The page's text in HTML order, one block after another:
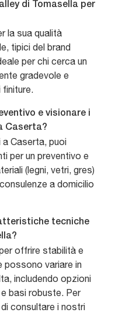
di Tomasella per
la sua qualità
tipici del brand
per chi cerca un
gradevole e
e visionare i
Caserta?
Caserta, puoi
per un preventivo e
(legni, vetri, gres)
a domicilio
tecniche
offrire stabilità e
possono variare in
includendo opzioni
basi robuste. Per
consultare i nostri